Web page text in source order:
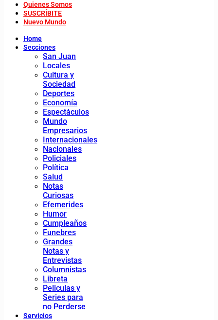
Quienes Somos
SUSCRÍBITE
Nuevo Mundo
Home
Secciones
San Juan
Locales
Cultura y
Sociedad
Deportes
Economía
Espectáculos
Mundo
Empresarios
Internacionales
Nacionales
Policiales
Política
Salud
Notas
Curiosas
Efemerides
Humor
Cumpleaños
Funebres
Grandes
Notas y
Entrevistas
Columnistas
Libreta
Peliculas y
Series para
no Perderse
Servicios